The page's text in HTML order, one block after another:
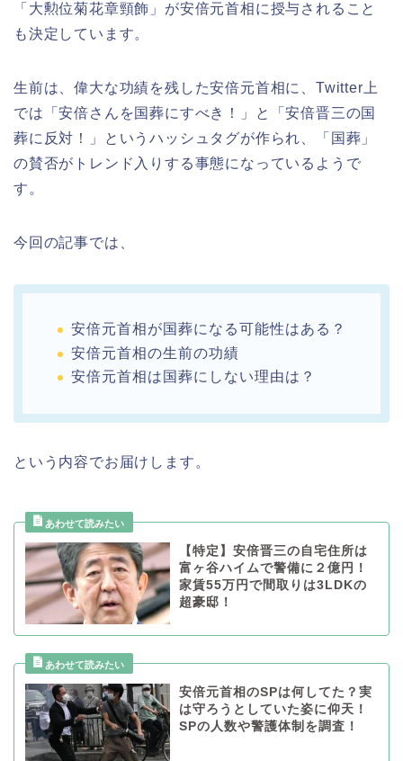
「大勲位菊花章頸飾」が安倍元首相に授与されること
も決定しています。
生前は、偉大な功績を残した安倍元首相に、Twitter上
では「安倍さんを国葬にすべき！」と「安倍晋三の国
葬に反対！」というハッシュタグが作られ、「国葬」
の賛否がトレンド入りする事態になっているようで
す。
今回の記事では、
安倍元首相が国葬になる可能性はある？
安倍元首相の生前の功績
安倍元首相は国葬にしない理由は？
という内容でお届けします。
【特定】安倍晋三の自宅住所は
富ヶ谷ハイムで警備に２億円！
家賃55万円で間取りは3LDKの
超豪邸！
安倍元首相のSPは何してた？実
は守ろうとしていた姿に仰天！
SPの人数や警護体制を調査！